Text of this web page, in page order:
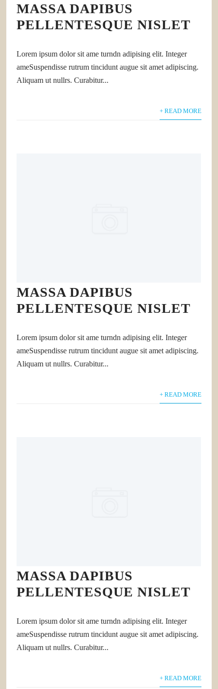
MASSA DAPIBUS
PELLENTESQUE NISLET
Lorem ipsum dolor sit ame turndn adipising elit. Integer
ameSuspendisse rutrum tincidunt augue sit amet adipiscing.
Aliquam ut nullrs. Curabitur...
+ READ MORE
MASSA DAPIBUS
PELLENTESQUE NISLET
Lorem ipsum dolor sit ame turndn adipising elit. Integer
ameSuspendisse rutrum tincidunt augue sit amet adipiscing.
Aliquam ut nullrs. Curabitur...
+ READ MORE
MASSA DAPIBUS
PELLENTESQUE NISLET
Lorem ipsum dolor sit ame turndn adipising elit. Integer
ameSuspendisse rutrum tincidunt augue sit amet adipiscing.
Aliquam ut nullrs. Curabitur...
+ READ MORE